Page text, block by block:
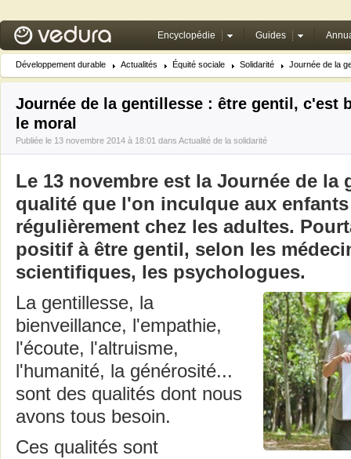
Encyclopédie Guides
Développement durable Actualités Équité sociale Solidarité Journée de la
Journée de la gentillesse : être gentil, c'est
le moral
Publiée le 13 novembre 2014 à 18:01 dans Actualité de la solidarité
Le 13 novembre est la Journée de la
qualité que l'on inculque aux
régulièrement chez les adultes.
positif à être gentil, selon les
scientifiques, les psychologues.
La gentillesse, la
bienveillance, l'empathie,
l'écoute, l'altruisme,
l'humanité, la générosité...
sont des qualités dont nous
avons tous besoin.
Ces qualités sont